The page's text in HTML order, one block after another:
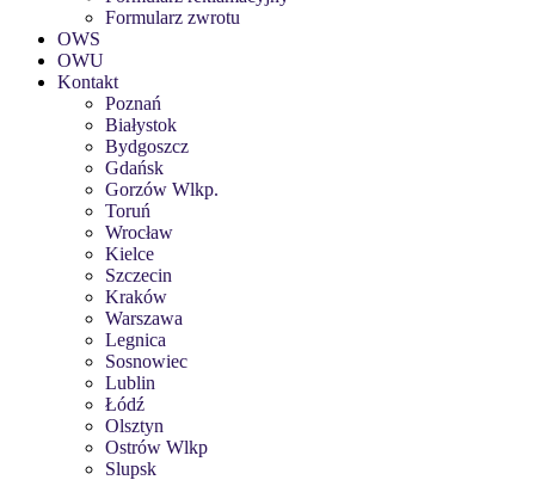
Formularz zwrotu
OWS
OWU
Kontakt
Poznań
Białystok
Bydgoszcz
Gdańsk
Gorzów Wlkp.
Toruń
Wrocław
Kielce
Szczecin
Kraków
Warszawa
Legnica
Sosnowiec
Lublin
Łódź
Olsztyn
Ostrów Wlkp
Slupsk